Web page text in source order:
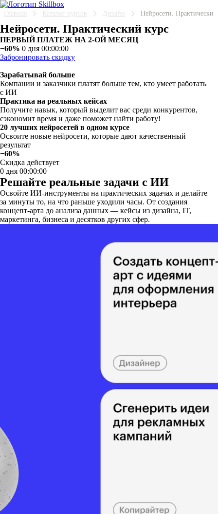
Главная Каталог курсов Дизайн Нейросети.
Нейросети. Практический курс
ПЕРВЫЙ ПЛАТЕЖ НА 2-ОЙ МЕСЯЦ
−60% 0 дня 00:00:00
Забронировать скидку
Зарабатывай больше
Компании и заказчики платят больше тем, кто умеет работать
с ИИ
Практика на реальных кейсах
Получите навык, который выделит вас среди конкурентов,
сэкономит время и даже поможет найти работу!
20 лучших нейросетей в одном курсе
Освоите новые нейросети, которые дают качественный
результат
−60%
Скидка действует
0 дня 00:00:00
Решайте реальные задачи с ИИ
Освойте ИИ-инструменты на практических задачах и делайте
за минуты то, на что раньше уходили часы. От создания
концепт-арта до анализа данных — кейсы из дизайна, IT,
маркетинга, бизнеса и десятков других сфер.